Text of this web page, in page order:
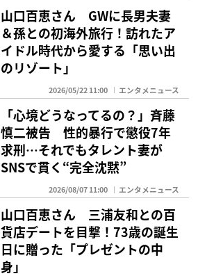
山口百恵さん GWに長男夫妻
＆孫との初海外旅行！訪れたア
イドル時代から愛する「思い出
のリゾート」
2026/05/22 11:00 エンタメニュース
「心境どうなってるの？」斉藤
慎二被告 性的暴行で懲役7年
求刑…それでもタレント妻が
SNSで貫く“完全沈黙”
2026/08/07 11:00 エンタメニュース
山口百恵さん 三浦友和との百
貨店デートを目撃！73歳の誕生
日に贈った「プレゼントの中
身」